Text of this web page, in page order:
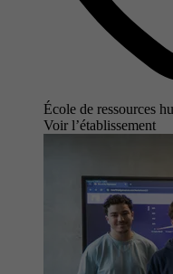
École de ressources
Voir l’établissement